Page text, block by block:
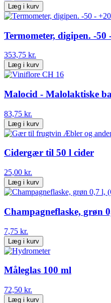
Læg i kurv
Termometer, digipen. -50
353,75 kr.
Læg i kurv
Malocid - Malolaktiske
83,75 kr.
Læg i kurv
Cidergær til 50 l cider
25,00 kr.
Læg i kurv
Champagneflaske, grøn
7,75 kr.
Læg i kurv
Måleglas 100 ml
72,50 kr.
Læg i kurv